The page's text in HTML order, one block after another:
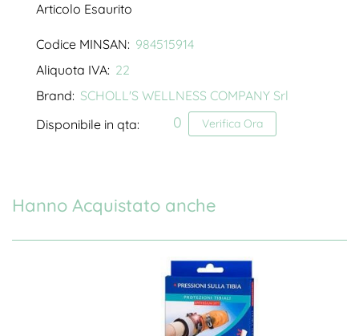
Articolo Esaurito
Codice MINSAN: 984515914
Aliquota IVA: 22
Brand: SCHOLL'S WELLNESS COMPANY Srl
Disponibile in qta:
Verifica Ora
0
Hanno Acquistato anche